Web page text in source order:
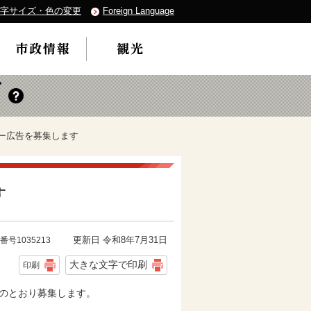
サイズ・色の変更 Foreign Language
告を募集します
号1035213 更新日 令和8年7月31日
印刷 大きな文字で印刷
おり募集します。